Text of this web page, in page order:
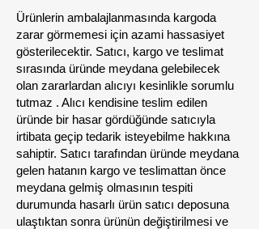
Ürünlerin ambalajlanmasında kargoda
zarar görmemesi için azami hassasiyet
gösterilecektir. Satıcı, kargo ve teslimat
sırasında üründe meydana gelebilecek
olan zararlardan alıcıyı kesinlikle sorumlu
tutmaz . Alıcı kendisine teslim edilen
üründe bir hasar gördüğünde satıcıyla
irtibata geçip tedarik isteyebilme hakkına
sahiptir. Satıcı tarafından üründe meydana
gelen hatanın kargo ve teslimattan önce
meydana gelmiş olmasının tespiti
durumunda hasarlı ürün satıcı deposuna
ulaştıktan sonra ürünün değiştirilmesi ve